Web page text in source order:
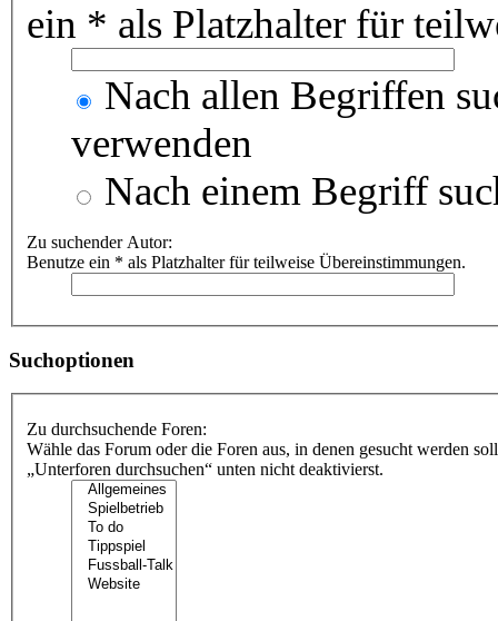
ein * als Platzhalter für
Nach allen Begriffen
verwenden
Nach einem Begriff
Zu suchender Autor:
Benutze ein * als Platzhalter für teilweise Übereinstimmungen.
Suchoptionen
Zu durchsuchende Foren:
Wähle das Forum oder die Foren aus, in denen gesucht werden
„Unterforen durchsuchen“ unten nicht deaktivierst.